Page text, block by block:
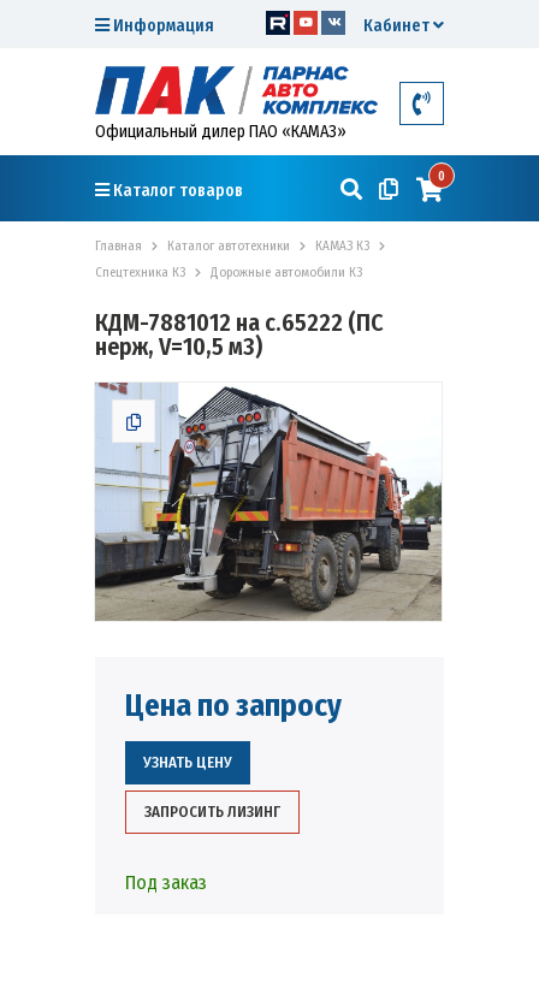
Кабинет
Информация
Официальный дилер ПАО «КАМАЗ»
Каталог товаров
0
Главная Каталог автотехники
КАМАЗ К3
Спецтехника К3
Дорожные автомобили К3
КДМ-7881012 на с.65222 (ПС
нерж, V=10,5 м3)
Цена по запросу
УЗНАТЬ ЦЕНУ
ЗАПРОСИТЬ ЛИЗИНГ
Под заказ